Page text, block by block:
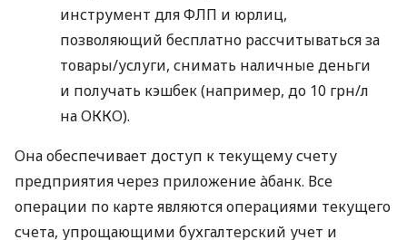
инструмент для ФЛП и юрлиц,
позволяющий бесплатно рассчитываться за
товары/услуги, снимать наличные деньги
и получать кэшбек (например, до 10 грн/л
на ОККО).
Она обеспечивает доступ к текущему счету
предприятия через приложение àбанк. Все
операции по карте являются операциями текущего
счета, упрощающими бухгалтерский учет и